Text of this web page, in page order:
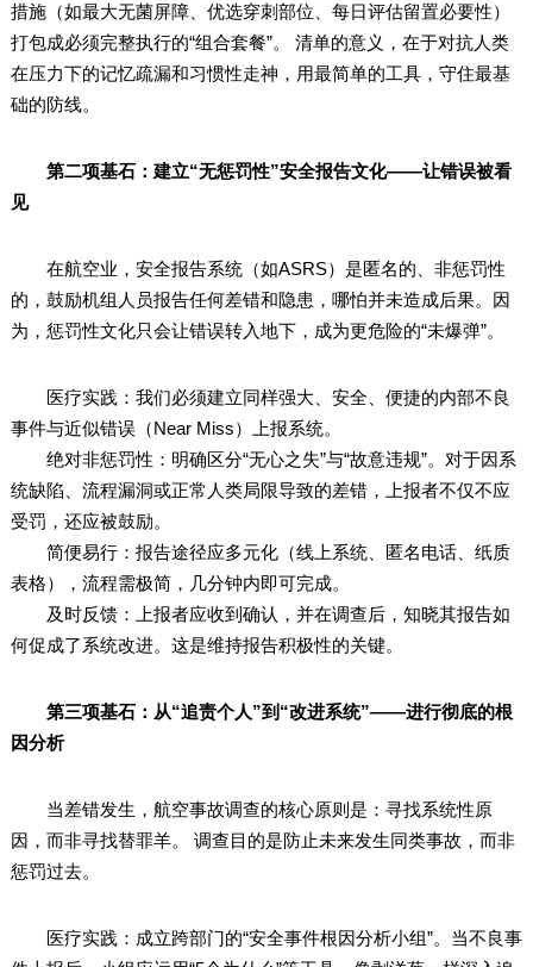
措施（如最大无菌屏障、优选穿刺部位、每日评估留置必要性）
打包成必须完整执行的“组合套餐”。 清单的意义，在于对抗人类
在压力下的记忆疏漏和习惯性走神，用最简单的工具，守住最基
础的防线。
第二项基石：建立“无惩罚性”安全报告文化——让错误被看
见
在航空业，安全报告系统（如ASRS）是匿名的、非惩罚性
的，鼓励机组人员报告任何差错和隐患，哪怕并未造成后果。因
为，惩罚性文化只会让错误转入地下，成为更危险的“未爆弹”。
医疗实践：我们必须建立同样强大、安全、便捷的内部不良
事件与近似错误（Near Miss）上报系统。
绝对非惩罚性：明确区分“无心之失”与“故意违规”。对于因系
统缺陷、流程漏洞或正常人类局限导致的差错，上报者不仅不应
受罚，还应被鼓励。
简便易行：报告途径应多元化（线上系统、匿名电话、纸质
表格），流程需极简，几分钟内即可完成。
及时反馈：上报者应收到确认，并在调查后，知晓其报告如
何促成了系统改进。这是维持报告积极性的关键。
第三项基石：从“追责个人”到“改进系统”——进行彻底的根
因分析
当差错发生，航空事故调查的核心原则是：寻找系统性原
因，而非寻找替罪羊。 调查目的是防止未来发生同类事故，而非
惩罚过去。
医疗实践：成立跨部门的“安全事件根因分析小组”。当不良事